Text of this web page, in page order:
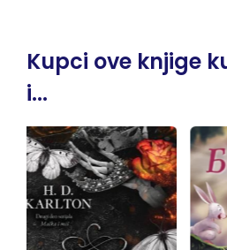
Kupci ove knjige
i...